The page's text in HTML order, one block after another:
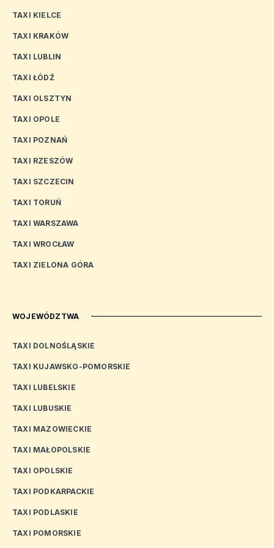
TAXI KIELCE
TAXI KRAKÓW
TAXI LUBLIN
TAXI ŁÓDŹ
TAXI OLSZTYN
TAXI OPOLE
TAXI POZNAŃ
TAXI RZESZÓW
TAXI SZCZECIN
TAXI TORUŃ
TAXI WARSZAWA
TAXI WROCŁAW
TAXI ZIELONA GÓRA
WOJEWÓDZTWA
TAXI DOLNOŚLĄSKIE
TAXI KUJAWSKO-POMORSKIE
TAXI LUBELSKIE
TAXI LUBUSKIE
TAXI MAZOWIECKIE
TAXI MAŁOPOLSKIE
TAXI OPOLSKIE
TAXI PODKARPACKIE
TAXI PODLASKIE
TAXI POMORSKIE